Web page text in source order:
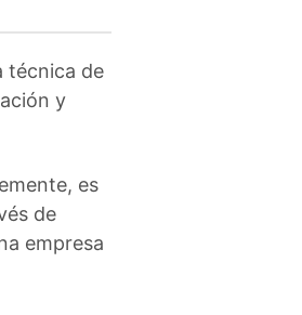
técnica de
y
es
de
empresa